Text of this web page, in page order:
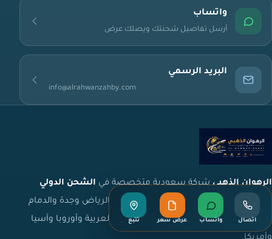
واتساب
أرسل تفاصيل شحنتك ويصلك عرض
البريد الرسمي
info@alrahwanzahby.com
الرهوان الذهبيشركة سعودية متخصصة في الشحن الدولي
ونقل العفش
، تخدم الأفراد والشركات من الرياض وجدة والدمام
وباقي مدن المملكة إلى دول الخليج والدول العربية وأوروبا وآسيا
اتصال واتساب عرض سعر تتبع